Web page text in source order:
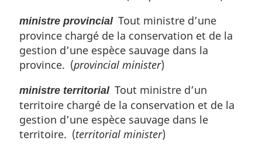
ministre provincialTout ministre d’une
province chargé de la conservation et de la
gestion d’une espèce sauvage dans la
province. (provincial minister)
ministre territorialTout ministre d’un
territoire chargé de la conservation et de la
gestion d’une espèce sauvage dans le
territoire. (territorial minister)